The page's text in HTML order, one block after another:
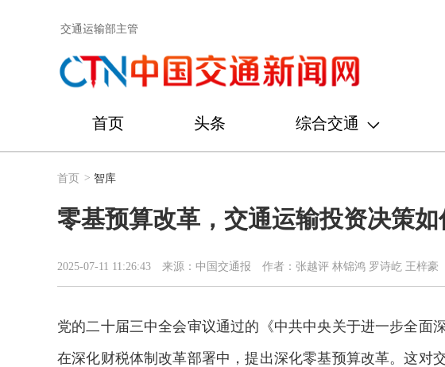
交通运输部主管
首页 头条 综合交通
首页 > 智库
零基预算改革，交通运输投资决策如
2025-07-11 11:26:43 来源：中国交通报 作者：张越评 林锦鸿 罗诗屹 王梓豪
党的二十届三中全会审议通过的《中共中央关于进一步全面
在深化财税体制改革部署中，提出深化零基预算改革。这对